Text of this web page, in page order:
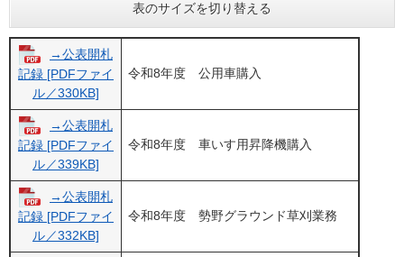
表のサイズを切り替える
→公表開札
記録 [PDFファイ
ル／330KB]
令和8年度 公用車購入
→公表開札
記録 [PDFファイ
ル／339KB]
令和8年度 車いす用昇降機購入
→公表開札
記録 [PDFファイ
ル／332KB]
令和8年度 勢野グラウンド草刈業務